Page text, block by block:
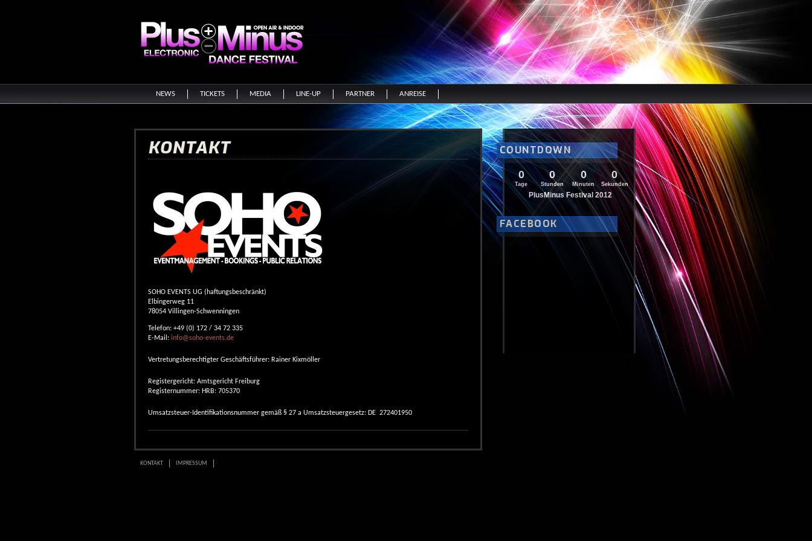
NEWS TICKETS MEDIA LINE-UP PARTNER ANREISE
KONTAKT
SOHO EVENTS UG (haftungsbeschränkt)
Elbingerweg 11
78054 Villingen-Schwenningen
Telefon: +49 (0) 172 / 34 72 335
E-Mail: info@soho-events.de
Vertretungsberechtigter Geschäftsführer: Rainer Kixmöller
Registergericht: Amtsgericht Freiburg
Registernummer: HRB: 705370
Umsatzsteuer-Identifikationsnummer gemäß § 27 a Umsatzsteuergesetz: DE 272401950
COUNTDOWN
0
Tage
0
Stunden
0
Minuten
0
Sekunden
PlusMinus Festival 2012
FACEBOOK
KONTAKT IMPRESSUM